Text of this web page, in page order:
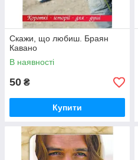
Скажи, що любиш. Браян
Кавано
В наявності
50 ₴
Купити